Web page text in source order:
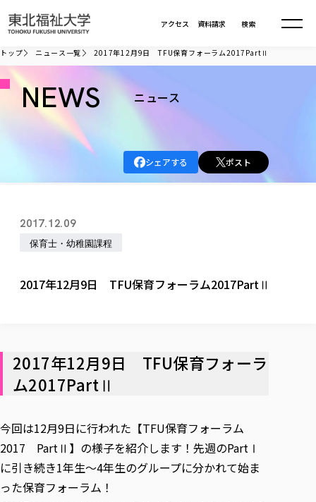
資料請求
アクセス 検索
大学について
建学の精神・教育の理念
教育方針
大学の概要
大学の歩み
寄附の受け入れ
関連法人
役員・評議員一覧
キャンパス案内
大学の取り組み
社会連携・研究
一般事業主行動計画
公的資金等の不正使用の防止に関する基本方針
大学広報誌「TFU Newsletter 東北福祉大学通信」
初年次教育（リエゾンゼミⅠ）について
リエゾンゼミ・ナビ（テキスト等）
お役立ち情報（リンク集）
情報公開
中期事業計画
事業計画／財務・事業報告
IR情報
学校教育法施行規則第172条の2に基づく情報公開
教職課程における情報の公表
学部・大学院
学部・大学院TOP
総合福祉学部
福祉心理学科
共生まちづくり学部
教育学部
保健看護学科
リハビリテーション学科
産業福祉マネジメント学科
情報福祉マネジメント学科
仏教専修科
大学院
大学院
デジタルパンフ
オープンキャンパス
東北福祉大学のキャリアサポート
東北福祉大学のキャリアサポート
進路・就職支援
東北福祉大学のキャリア教育
採用ご担当者様へ
求人の受付について
在学生の方
在学生の方
資格取得報奨制度について
卒業生の方
文化会・文化系サークル紹介
交換留学生 Exchange students
海外留学・研修
外国人在学生
東北福祉大学の研究活動
東北福祉大学の研究活動
東北福祉大学の研究紹介
東北福祉大学の紀要・リポジトリ
東北福祉大学の紀要・リポジトリ
生涯教育・キャリア教育
生涯教育・キャリア教育TOP
生涯学習・社会人講座
関連法人
取材について
トップ ニュース一覧 2017年12月9日 TFU保育フォーラム2017PartⅡ
NEWS ニュース
シェアする ポスト
2017.12.09
保育士・幼稚園課程
2017年12月9日 TFU保育フォーラム2017PartⅡ
2017年12月9日 TFU保育フォーラ
ム2017PartⅡ
今回は12月9日に行われた【TFU保育フォーラム
2017 PartⅡ】の様子を紹介します！先週のPartⅠ
に引き続き1年生～4年生のグループに分かれて始ま
った保育フォーラム！